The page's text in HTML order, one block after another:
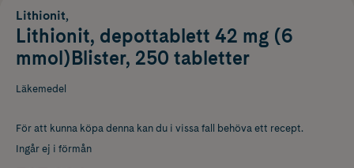
Lithionit,
Lithionit, depottablett 42 mg (6
mmol)Blister, 250 tabletter
Läkemedel
För att kunna köpa denna kan du i vissa fall behöva ett recept.
Ingår ej i förmån